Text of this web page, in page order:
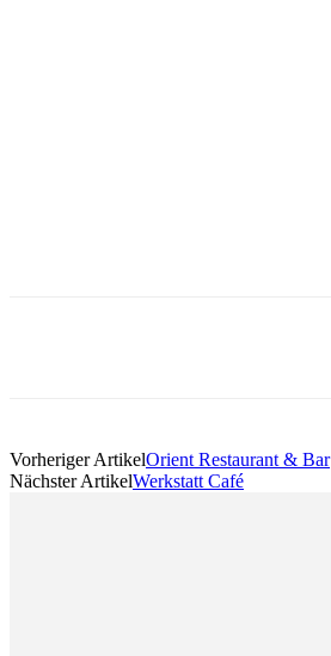
Vorheriger ArtikelOrient Restaurant & Bar
Nächster ArtikelWerkstatt Café